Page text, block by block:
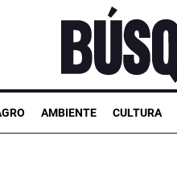
AMBIENTE CULTURA